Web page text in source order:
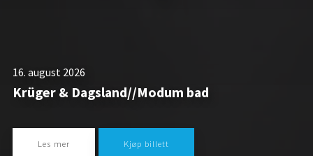
16. august 2026
Krüger & Dagsland//Modum bad
Les mer Kjøp billett